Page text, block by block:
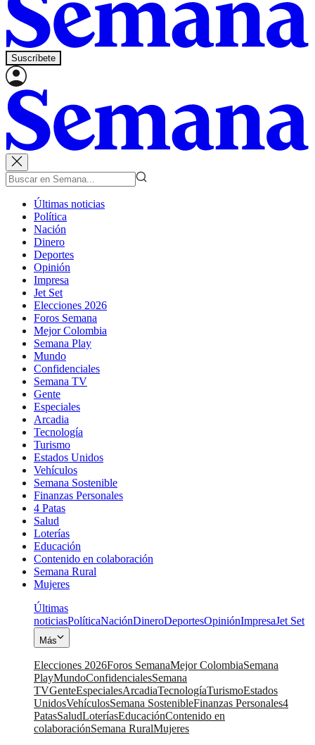
Suscríbete
Últimas noticias
Política
Nación
Dinero
Deportes
Opinión
Impresa
Jet Set
Elecciones 2026
Foros Semana
Mejor Colombia
Semana Play
Mundo
Confidenciales
Semana TV
Gente
Especiales
Arcadia
Tecnología
Turismo
Estados Unidos
Vehículos
Semana Sostenible
Finanzas Personales
4 Patas
Salud
Loterías
Educación
Contenido en colaboración
Semana Rural
Mujeres
Últimas
noticiasPolíticaNaciónDineroDeportesOpiniónImpresaJet Set
Más
Elecciones 2026Foros SemanaMejor ColombiaSemana
PlayMundoConfidencialesSemana
TVGenteEspecialesArcadiaTecnologíaTurismoEstados
UnidosVehículosSemana SostenibleFinanzas Personales4
PatasSaludLoteríasEducaciónContenido en
colaboraciónSemana RuralMujeres